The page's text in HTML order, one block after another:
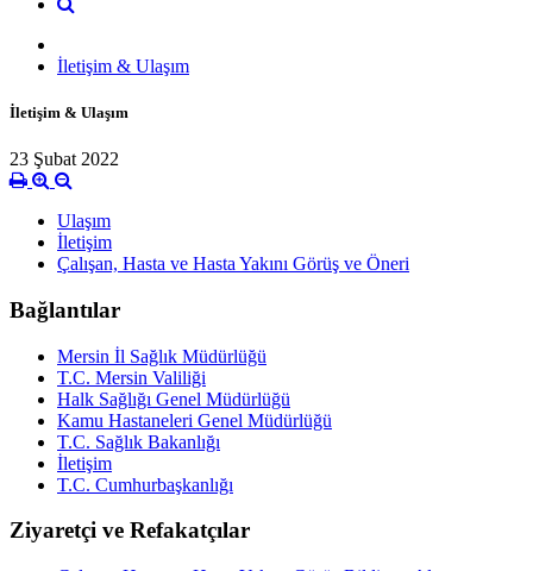
İletişim & Ulaşım
İletişim & Ulaşım
23 Şubat 2022
Ulaşım
İletişim
Çalışan, Hasta ve Hasta Yakını Görüş ve Öneri
Bağlantılar
Mersin İl Sağlık Müdürlüğü
T.C. Mersin Valiliği
Halk Sağlığı Genel Müdürlüğü
Kamu Hastaneleri Genel Müdürlüğü
T.C. Sağlık Bakanlığı
İletişim
T.C. Cumhurbaşkanlığı
Ziyaretçi ve Refakatçılar